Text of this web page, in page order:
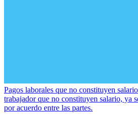
Pagos laborales que no constituyen
trabajador que no constituyen salario, ya
por acuerdo entre las partes.